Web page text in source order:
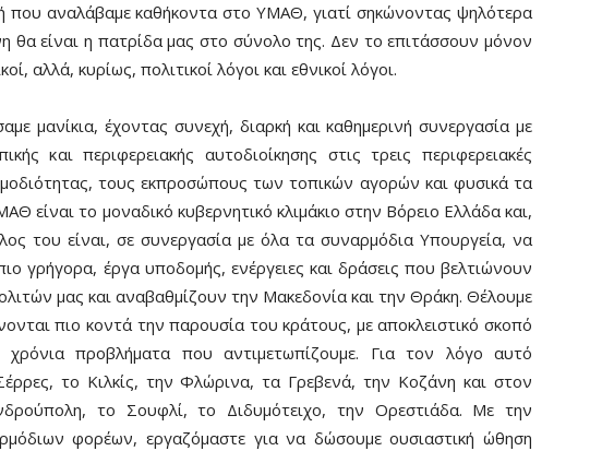
που αναλάβαμε καθήκοντα στο ΥΜΑΘ, γιατί σηκώνοντας ψηλότερα
θα είναι η πατρίδα μας στο σύνολο της. Δεν το επιτάσσουν μόνον
αλλά, κυρίως, πολιτικοί λόγοι και εθνικοί λόγοι.
μανίκια, έχοντας συνεχή, διαρκή και καθημερινή συνεργασία με
και περιφερειακής αυτοδιοίκησης στις τρεις περιφερειακές
τους εκπροσώπους των τοπικών αγορών και φυσικά τα
είναι το μοναδικό κυβερνητικό κλιμάκιο στην Βόρειο Ελλάδα και,
του είναι, σε συνεργασία με όλα τα συναρμόδια Υπουργεία, να
γρήγορα, έργα υποδομής, ενέργειες και δράσεις που βελτιώνουν
μας και αναβαθμίζουν την Μακεδονία και την Θράκη. Θέλουμε
πιο κοντά την παρουσία του κράτους, με αποκλειστικό σκοπό
προβλήματα που αντιμετωπίζουμε. Για τον λόγο αυτό
Σέρρες, το Κιλκίς, την Φλώρινα, τα Γρεβενά, την Κοζάνη και στον
το Σουφλί, το Διδυμότειχο, την Ορεστιάδα. Με την
φορέων, εργαζόμαστε για να δώσουμε ουσιαστική ώθηση